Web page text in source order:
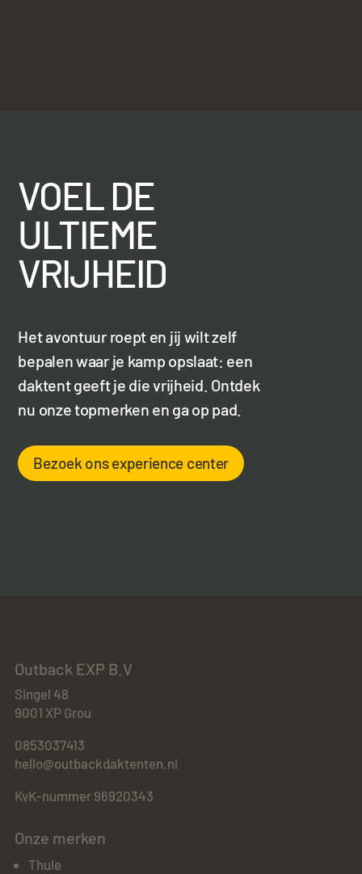
VOEL DE
ULTIEME
VRIJHEID
Het avontuur roept en jij wilt zelf
bepalen waar je kamp opslaat: een
daktent geeft je die vrijheid. Ontdek
nu onze topmerken en ga op pad.
Bezoek ons experience center
Outback EXP B.V
Singel 48
9001 XP Grou
0853037413
hello@outbackdaktenten.nl
KvK-nummer 96920343
Onze merken
Thule